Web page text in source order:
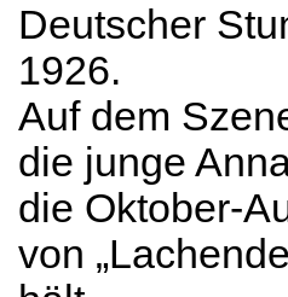
Deutscher
1926.
Auf dem
die junge
die Oktober-
von